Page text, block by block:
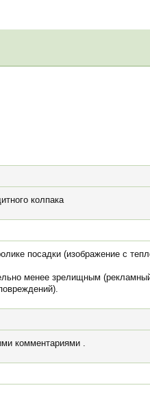
колпака
посадки (изображение с
менее зрелищным
комментариями .